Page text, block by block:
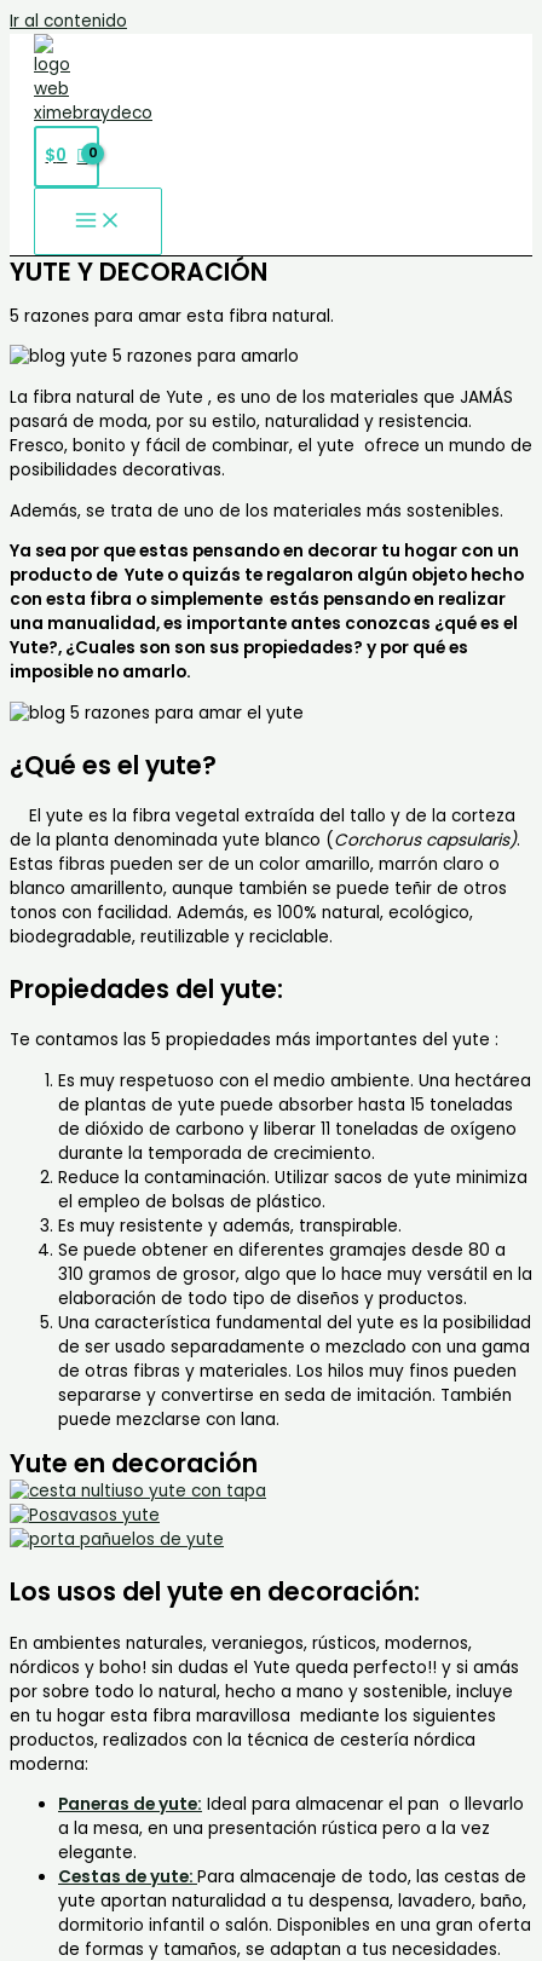
Ir al contenido
$0
YUTE Y DECORACIÓN
5 razones para amar esta fibra natural.
La fibra natural de Yute , es uno de los materiales que JAMÁS
pasará de moda, por su estilo, naturalidad y resistencia.
Fresco, bonito y fácil de combinar, el yute ofrece un mundo de
posibilidades decorativas.
Además, se trata de uno de los materiales más sostenibles.
Ya sea por que estas pensando en decorar tu hogar con un
producto de Yute o quizás te regalaron algún objeto hecho
con esta fibra o simplemente estás pensando en realizar
una manualidad, es importante antes conozcas ¿qué es el
Yute?, ¿Cuales son son sus propiedades? y por qué es
imposible no amarlo.
¿Qué es el yute?
El yute es la fibra vegetal extraída del tallo y de la corteza
de la planta denominada yute blanco (Corchorus capsularis).
Estas fibras pueden ser de un color amarillo, marrón claro o
blanco amarillento, aunque también se puede teñir de otros
tonos con facilidad. Además, es 100% natural, ecológico,
biodegradable, reutilizable y reciclable.
Propiedades del yute:
Te contamos las 5 propiedades más importantes del yute :
Es muy respetuoso con el medio ambiente. Una hectárea
de plantas de yute puede absorber hasta 15 toneladas
de dióxido de carbono y liberar 11 toneladas de oxígeno
durante la temporada de crecimiento.
Reduce la contaminación. Utilizar sacos de yute minimiza
el empleo de bolsas de plástico.
Es muy resistente y además, transpirable.
Se puede obtener en diferentes gramajes desde 80 a
310 gramos de grosor, algo que lo hace muy versátil en la
elaboración de todo tipo de diseños y productos.
Una característica fundamental del yute es la posibilidad
de ser usado separadamente o mezclado con una gama
de otras fibras y materiales. Los hilos muy finos pueden
separarse y convertirse en seda de imitación. También
puede mezclarse con lana.
Yute en decoración
Los usos del yute en decoración:
En ambientes naturales, veraniegos, rústicos, modernos,
nórdicos y boho! sin dudas el Yute queda perfecto!! y si amás
por sobre todo lo natural, hecho a mano y sostenible, incluye
en tu hogar esta fibra maravillosa mediante los siguientes
productos, realizados con la técnica de cestería nórdica
moderna:
Paneras de yute: Ideal para almacenar el pan o llevarlo
a la mesa, en una presentación rústica pero a la vez
elegante.
Cestas de yute: Para almacenaje de todo, las cestas de
yute aportan naturalidad a tu despensa, lavadero, baño,
dormitorio infantil o salón. Disponibles en una gran oferta
de formas y tamaños, se adaptan a tus necesidades.